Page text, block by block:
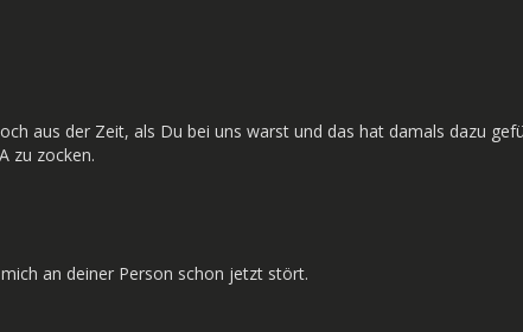
aus der Zeit, als Du bei uns warst und das hat damals dazu
zu zocken.
an deiner Person schon jetzt stört.